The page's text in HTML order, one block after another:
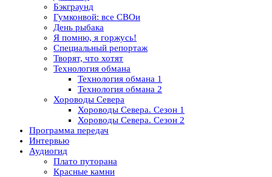
Бэкграунд
Гумконвой: все СВОи
День рыбака
Я помню, я горжусь!
Специальный репортаж
Творят, что хотят
Технология обмана
Технология обмана 1
Технология обмана 2
Хороводы Севера
Хороводы Севера. Сезон 1
Хороводы Севера. Сезон 2
Программа передач
Интервью
Аудиогид
Плато путорана
Красные камни